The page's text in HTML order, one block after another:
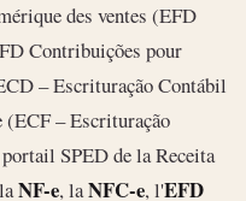
des ventes (EFD
Contribuições pour
– Escrituração Contábil
– Escrituração
SPED de la Receita
NF-e, laNFC-e, l'EFD